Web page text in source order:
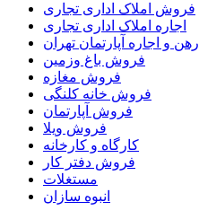
فروش املاک اداری تجاری
اجاره املاک اداری تجاری
رهن و اجاره آپارتمان تهران
فروش باغ وزمین
فروش مغازه
فروش خانه کلنگی
فروش آپارتمان
فروش ویلا
کارگاه و کارخانه
فروش دفتر کار
مستغلات
انبوه سازان